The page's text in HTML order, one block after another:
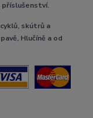
skútrů a
Hlučíně a od